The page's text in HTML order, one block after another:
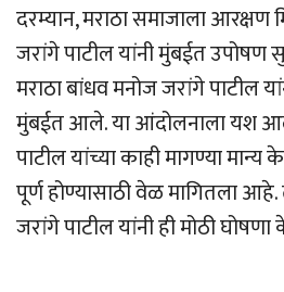
दरम्यान, मराठा समाजाला
जरांगे पाटील यांनी मुंबईत उपोषण
मराठा बांधव मनोज जरांगे पाटील
मुंबईत आले. या आंदोलनाला यश
पाटील यांच्या काही मागण्या मान्य
पूर्ण होण्यासाठी वेळ मागितला
जरांगे पाटील यांनी ही मोठी